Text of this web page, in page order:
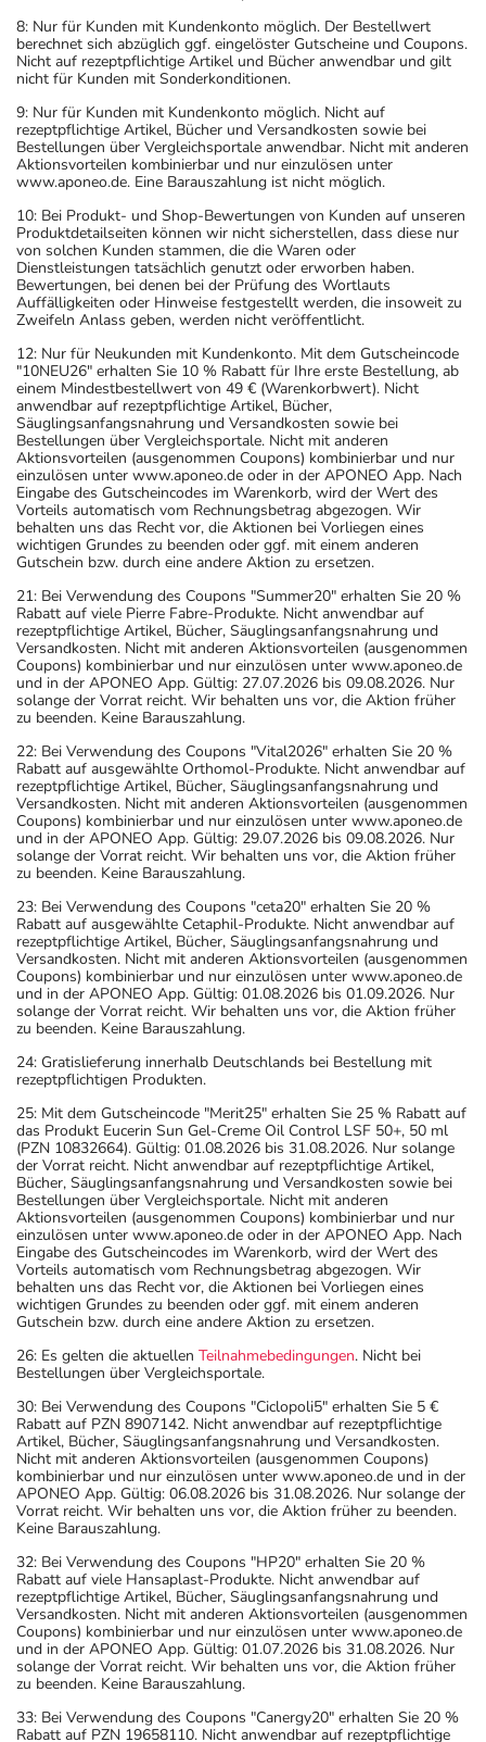
8: Nur für Kunden mit Kundenkonto möglich. Der Bestellwert
berechnet sich abzüglich ggf. eingelöster Gutscheine und Coupons.
Nicht auf rezeptpflichtige Artikel und Bücher anwendbar und gilt
nicht für Kunden mit Sonderkonditionen.
9: Nur für Kunden mit Kundenkonto möglich. Nicht auf
rezeptpflichtige Artikel, Bücher und Versandkosten sowie bei
Bestellungen über Vergleichsportale anwendbar. Nicht mit anderen
Aktionsvorteilen kombinierbar und nur einzulösen unter
www.aponeo.de. Eine Barauszahlung ist nicht möglich.
10: Bei Produkt- und Shop-Bewertungen von Kunden auf unseren
Produktdetailseiten können wir nicht sicherstellen, dass diese nur
von solchen Kunden stammen, die die Waren oder
Dienstleistungen tatsächlich genutzt oder erworben haben.
Bewertungen, bei denen bei der Prüfung des Wortlauts
Auffälligkeiten oder Hinweise festgestellt werden, die insoweit zu
Zweifeln Anlass geben, werden nicht veröffentlicht.
12: Nur für Neukunden mit Kundenkonto. Mit dem Gutscheincode
"10NEU26" erhalten Sie 10 % Rabatt für Ihre erste Bestellung, ab
einem Mindestbestellwert von 49 € (Warenkorbwert). Nicht
anwendbar auf rezeptpflichtige Artikel, Bücher,
Säuglingsanfangsnahrung und Versandkosten sowie bei
Bestellungen über Vergleichsportale. Nicht mit anderen
Aktionsvorteilen (ausgenommen Coupons) kombinierbar und nur
einzulösen unter www.aponeo.de oder in der APONEO App. Nach
Eingabe des Gutscheincodes im Warenkorb, wird der Wert des
Vorteils automatisch vom Rechnungsbetrag abgezogen. Wir
behalten uns das Recht vor, die Aktionen bei Vorliegen eines
wichtigen Grundes zu beenden oder ggf. mit einem anderen
Gutschein bzw. durch eine andere Aktion zu ersetzen.
21: Bei Verwendung des Coupons "Summer20" erhalten Sie 20 %
Rabatt auf viele Pierre Fabre-Produkte. Nicht anwendbar auf
rezeptpflichtige Artikel, Bücher, Säuglingsanfangsnahrung und
Versandkosten. Nicht mit anderen Aktionsvorteilen (ausgenommen
Coupons) kombinierbar und nur einzulösen unter www.aponeo.de
und in der APONEO App. Gültig: 27.07.2026 bis 09.08.2026. Nur
solange der Vorrat reicht. Wir behalten uns vor, die Aktion früher
zu beenden. Keine Barauszahlung.
22: Bei Verwendung des Coupons "Vital2026" erhalten Sie 20 %
Rabatt auf ausgewählte Orthomol-Produkte. Nicht anwendbar auf
rezeptpflichtige Artikel, Bücher, Säuglingsanfangsnahrung und
Versandkosten. Nicht mit anderen Aktionsvorteilen (ausgenommen
Coupons) kombinierbar und nur einzulösen unter www.aponeo.de
und in der APONEO App. Gültig: 29.07.2026 bis 09.08.2026. Nur
solange der Vorrat reicht. Wir behalten uns vor, die Aktion früher
zu beenden. Keine Barauszahlung.
23: Bei Verwendung des Coupons "ceta20" erhalten Sie 20 %
Rabatt auf ausgewählte Cetaphil-Produkte. Nicht anwendbar auf
rezeptpflichtige Artikel, Bücher, Säuglingsanfangsnahrung und
Versandkosten. Nicht mit anderen Aktionsvorteilen (ausgenommen
Coupons) kombinierbar und nur einzulösen unter www.aponeo.de
und in der APONEO App. Gültig: 01.08.2026 bis 01.09.2026. Nur
solange der Vorrat reicht. Wir behalten uns vor, die Aktion früher
zu beenden. Keine Barauszahlung.
24: Gratislieferung innerhalb Deutschlands bei Bestellung mit
rezeptpflichtigen Produkten.
25: Mit dem Gutscheincode "Merit25" erhalten Sie 25 % Rabatt auf
das Produkt Eucerin Sun Gel-Creme Oil Control LSF 50+, 50 ml
(PZN 10832664). Gültig: 01.08.2026 bis 31.08.2026. Nur solange
der Vorrat reicht. Nicht anwendbar auf rezeptpflichtige Artikel,
Bücher, Säuglingsanfangsnahrung und Versandkosten sowie bei
Bestellungen über Vergleichsportale. Nicht mit anderen
Aktionsvorteilen (ausgenommen Coupons) kombinierbar und nur
einzulösen unter www.aponeo.de oder in der APONEO App. Nach
Eingabe des Gutscheincodes im Warenkorb, wird der Wert des
Vorteils automatisch vom Rechnungsbetrag abgezogen. Wir
behalten uns das Recht vor, die Aktionen bei Vorliegen eines
wichtigen Grundes zu beenden oder ggf. mit einem anderen
Gutschein bzw. durch eine andere Aktion zu ersetzen.
26: Es gelten die aktuellen Teilnahmebedingungen. Nicht bei
Bestellungen über Vergleichsportale.
30: Bei Verwendung des Coupons "Ciclopoli5" erhalten Sie 5 €
Rabatt auf PZN 8907142. Nicht anwendbar auf rezeptpflichtige
Artikel, Bücher, Säuglingsanfangsnahrung und Versandkosten.
Nicht mit anderen Aktionsvorteilen (ausgenommen Coupons)
kombinierbar und nur einzulösen unter www.aponeo.de und in der
APONEO App. Gültig: 06.08.2026 bis 31.08.2026. Nur solange der
Vorrat reicht. Wir behalten uns vor, die Aktion früher zu beenden.
Keine Barauszahlung.
32: Bei Verwendung des Coupons "HP20" erhalten Sie 20 %
Rabatt auf viele Hansaplast-Produkte. Nicht anwendbar auf
rezeptpflichtige Artikel, Bücher, Säuglingsanfangsnahrung und
Versandkosten. Nicht mit anderen Aktionsvorteilen (ausgenommen
Coupons) kombinierbar und nur einzulösen unter www.aponeo.de
und in der APONEO App. Gültig: 01.07.2026 bis 31.08.2026. Nur
solange der Vorrat reicht. Wir behalten uns vor, die Aktion früher
zu beenden. Keine Barauszahlung.
33: Bei Verwendung des Coupons "Canergy20" erhalten Sie 20 %
Rabatt auf PZN 19658110. Nicht anwendbar auf rezeptpflichtige